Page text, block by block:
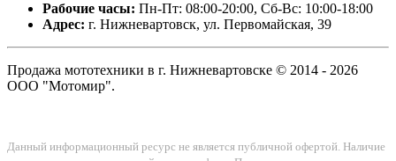
Рабочие часы: Пн-Пт: 08:00-20:00, Сб-Вс: 10:00-18:00
Адрес: г. Нижневартовск, ул. Первомайская, 39
Продажа мототехники в г. Нижневартовске © 2014 - 2026
ООО "Мотомир".
Данный информационный ресурс не является публичной офертой. Наличие